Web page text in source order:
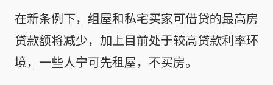
在新条例下，组屋和私宅买家可借贷的最高房
贷款额将减少，加上目前处于较高贷款利率环
境，一些人宁可先租屋，不买房。